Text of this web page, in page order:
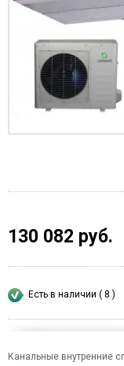
130 082 руб.
Есть в наличии ( 8 )
Канальные внутренние